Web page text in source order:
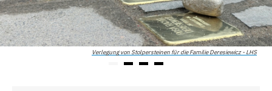
Verlegung von Stolpersteinen für die Familie Deresiewicz - LHS